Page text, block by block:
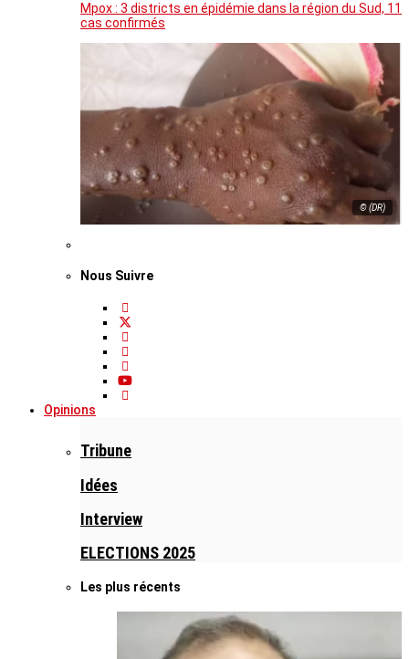
Mpox : 3 districts en épidémie dans la région du Sud, 11
cas confirmés
© (DR)
Nous Suivre
Opinions
Tribune
Idées
Interview
ELECTIONS 2025
Les plus récents